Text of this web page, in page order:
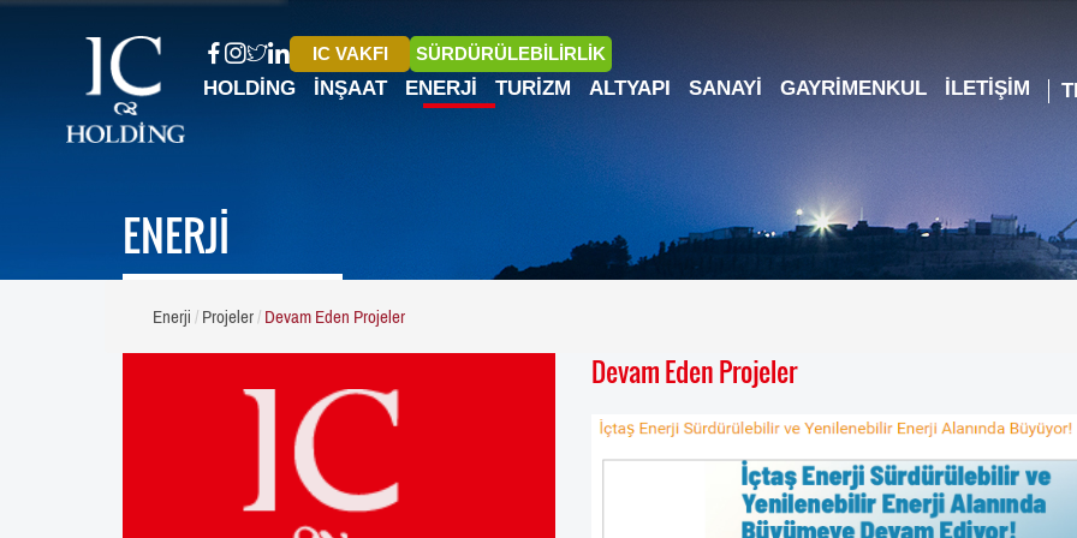
IC VAKFI SÜRDÜRÜLEBİLİRLİK
HOLDING İNŞAAT ENERJI TURIZM ALTYAPI SANAYI GAYRIMENKUL İLETIŞIM
ENERJİ
Enerji Projeler Devam Eden Projeler
Devam Eden Projeler